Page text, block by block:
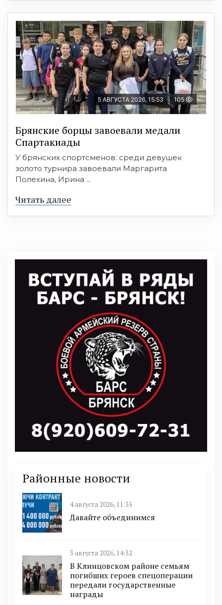
5 АВГУСТА 2026, 15:53 105
Брянские борцы завоевали медали
Спартакиады
У брянских спортсменов: среди девушек
золото турнира завоевали Маргарита
Полехина, Ирина ...
Читать далее
Районные новости
4 августа 2026, 11:35
Давайте объединимся
3 августа 2026, 14:32
В Клинцовском районе семьям
погибших героев спецоперации
передали государственные
награды